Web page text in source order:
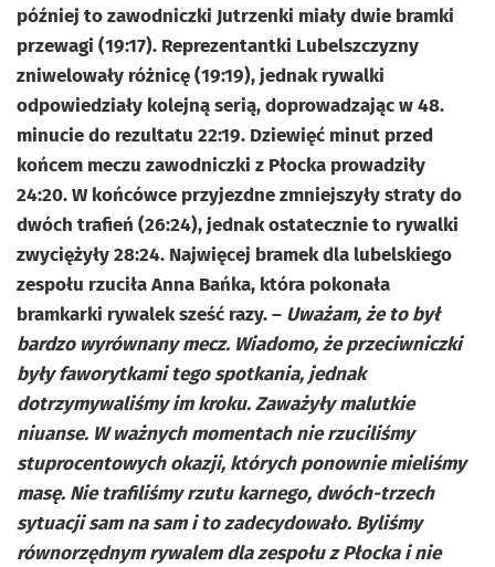
później to zawodniczki Jutrzenki miały dwie bramki
przewagi (19:17). Reprezentantki Lubelszczyzny
zniwelowały różnicę (19:19), jednak rywalki
odpowiedziały kolejną serią, doprowadzając w 48.
minucie do rezultatu 22:19. Dziewięć minut przed
końcem meczu zawodniczki z Płocka prowadziły
24:20. W końcówce przyjezdne zmniejszyły straty do
dwóch trafień (26:24), jednak ostatecznie to rywalki
zwyciężyły 28:24. Najwięcej bramek dla lubelskiego
zespołu rzuciła Anna Bańka, która pokonała
bramkarki rywalek sześć razy. – Uważam, że to był
bardzo wyrównany mecz. Wiadomo, że przeciwniczki
były faworytkami tego spotkania, jednak
dotrzymywaliśmy im kroku. Zaważyły malutkie
niuanse. W ważnych momentach nie rzuciliśmy
stuprocentowych okazji, których ponownie mieliśmy
masę. Nie trafiliśmy rzutu karnego, dwóch-trzech
sytuacji sam na sam i to zadecydowało. Byliśmy
równorzędnym rywalem dla zespołu z Płocka i nie